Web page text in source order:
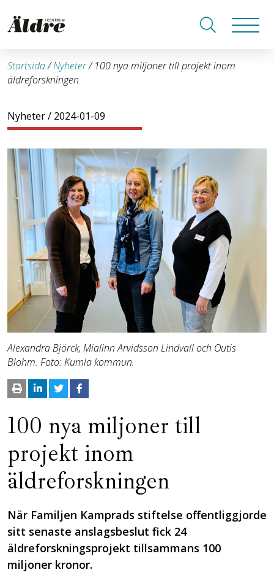
Startsida/Nyheter/100 nya miljoner till projekt inom
äldreforskningen
Nyheter/ 2024-01-09
Alexandra Björck, Mialinn Arvidsson Lindvall och Outis
Blohm. Foto: Kumla kommun.
100 nya miljoner till
projekt inom
äldreforskningen
När Familjen Kamprads stiftelse offentliggjorde
sitt senaste anslagsbeslut fick 24
äldreforskningsprojekt tillsammans 100
miljoner kronor.